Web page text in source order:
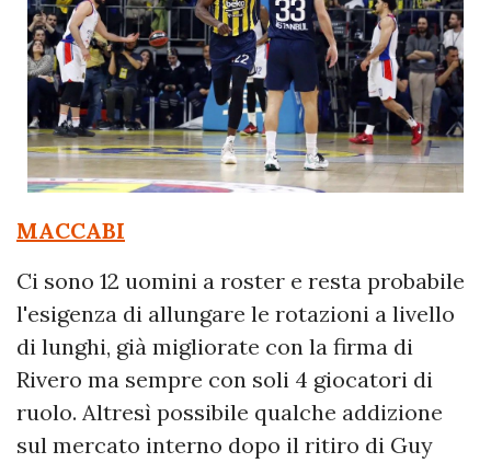
MACCABI
Ci sono 12 uomini a roster e resta probabile
l'esigenza di allungare le rotazioni a livello
di lunghi, già migliorate con la firma di
Rivero ma sempre con soli 4 giocatori di
ruolo. Altresì possibile qualche addizione
sul mercato interno dopo il ritiro di Guy